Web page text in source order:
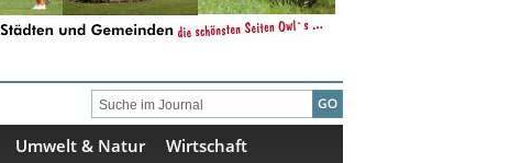
Umwelt & Natur
Wirtschaft